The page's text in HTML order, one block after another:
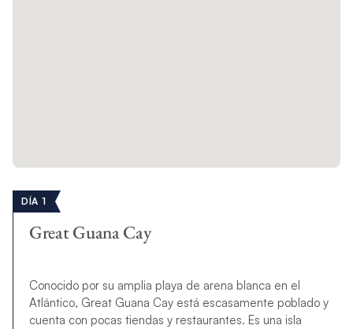
DÍA 1
Great Guana Cay
Conocido por su amplia playa de arena blanca en el
Atlántico, Great Guana Cay está escasamente poblado y
cuenta con pocas tiendas y restaurantes. Es una isla